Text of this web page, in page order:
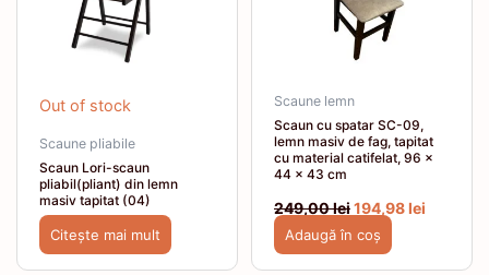
Out of stock
Scaune pliabile
Scaun Lori-scaun
pliabil(pliant) din lemn
masiv tapitat (04)
Citește mai mult
Scaune lemn
Scaun cu spatar SC-09,
lemn masiv de fag, tapitat
cu material catifelat, 96 x
44 x 43 cm
249,00lei194,98lei
Adaugă în coș